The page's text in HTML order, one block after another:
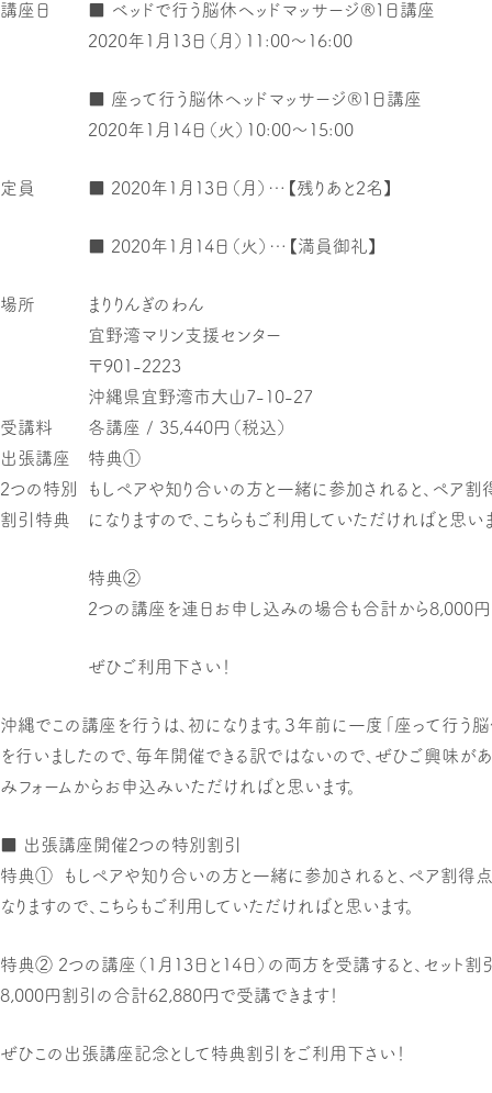
講座日
■ ベッドで行う脳休ヘッドマッサージ®１日講座
2020年1月13日（月）11:00〜16:00
■ 座って行う脳休ヘッドマッサージ®１日講座
2020年1月14日（火）10:00〜15:00
定員 ■ 2020年1月13日（月）…【残りあと2名】
■ 2020年1月14日（火）…【満員御礼】
場所
まりりんぎのわん
宜野湾マリン支援センター
〒901-2223
沖縄県宜野湾市大山7-10-27
受講料
各講座 / 35,440円（税込）
出張講座
2つの特別
割引特典
特典①
もしペアや知り合いの方と一緒に参加されると、ペア
になりますので、こちらもご利用していただければと思いま
特典②
2つの講座を連日お申し込みの場合も合計から8,000円
ぜひご利用下さい！
沖縄でこの講座を行うは、初になります。３年前に一度「座って行う
を行いましたので、毎年開催できる訳ではないので、ぜひご興味
みフォームからお申込みいただければと思います。
■ 出張講座開催2つの特別割引
特典①
もしペアや知り合いの方と一緒に参加されると、ペア割得
なりますので、こちらもご利用していただければと思います。
特典② 2つの講座（1月13日と14日）の両方を受講すると、セット
8,000円割引の合計62,880円で受講できます！
ぜひこの出張講座記念として特典割引をご利用下さい！